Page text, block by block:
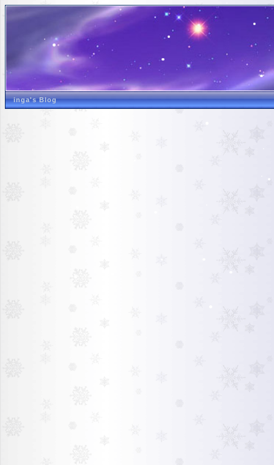
inga's Blog